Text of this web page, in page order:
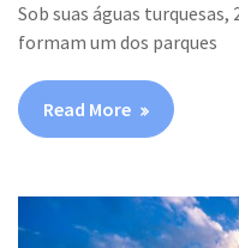
Sob suas águas
formam um dos parques
Read More